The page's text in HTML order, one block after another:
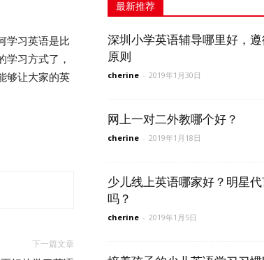
学习英语是比
学习方式了，
够让大家的英
下一篇文章
最新推荐
深圳小学英语辅导哪里好，遵
原则
cherine - 2019年1月30日
网上一对二外教哪个好？
cherine - 2019年1月18日
少儿线上英语哪家好？明星
吗？
cherine - 2019年1月5日